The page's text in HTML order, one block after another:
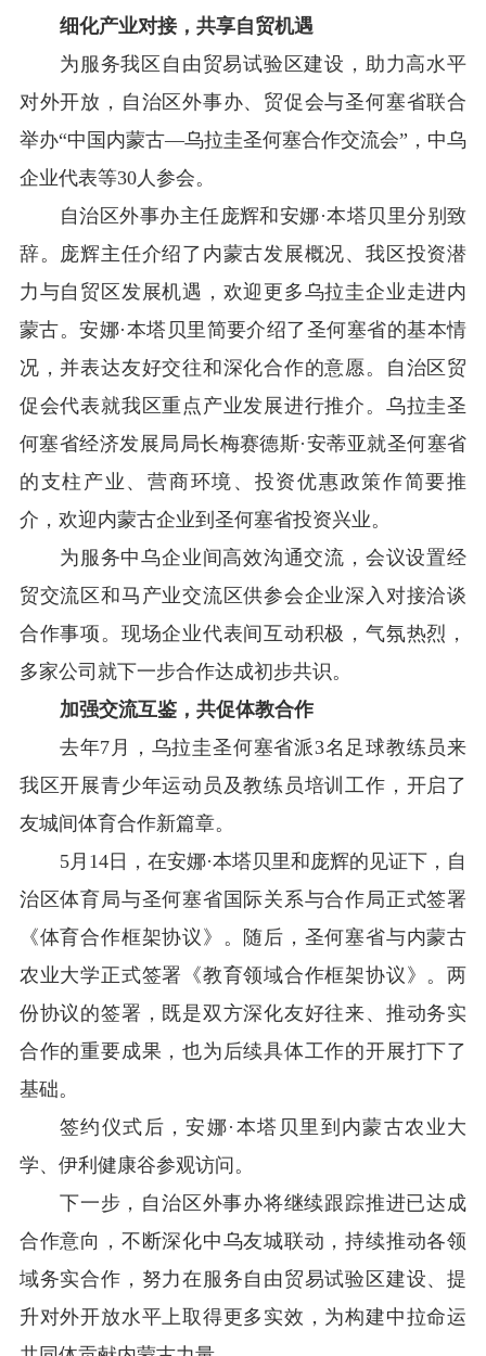
细化产业对接，共享自贸机遇
为服务我区自由贸易试验区建设，助力高水平
对外开放，自治区外事办、贸促会与圣何塞省联合
举办“中国内蒙古—乌拉圭圣何塞合作交流会” ，中乌
企业代表等30人参会。
自治区外事办主任庞辉和安娜·本塔贝里分别致
辞。庞辉主任介绍了内蒙古发展概况、我区投资潜
力与自贸区发展机遇，欢迎更多乌拉圭企业走进内
蒙古。安娜·本塔贝里简要介绍了圣何塞省的基本情
况，并表达友好交往和深化合作的意愿。自治区贸
促会代表就我区重点产业发展进行推介。乌拉圭圣
何塞省经济发展局局长梅赛德斯·安蒂亚就圣何塞省
的支柱产业、营商环境、投资优惠政策作简要推
介，欢迎内蒙古企业到圣何塞省投资兴业。
为服务中乌企业间高效沟通交流，会议设置经
贸交流区和马产业交流区供参会企业深入对接洽谈
合作事项。现场企业代表间互动积极，气氛热烈，
多家公司就下一步合作达成初步共识。
加强交流互鉴，共促体教合作
去年7 月 ，乌拉圭圣何塞省派3名足球教练员来
我区开展青少年运动员及教练员培训工作，开启了
友城间体育合作新篇章。
5月 14日，在安娜·本塔贝里和庞辉的见证下，自
治区体育局与圣何塞省国际关系与合作局正式签署
《体育合作框架协议》。随后，圣何塞省与内蒙古
农业大学正式签署《教育领域合作框架协议》。两
份协议的签署，既是双方深化友好往来、推动务实
合作的重要成果，也为后续具体工作的开展打下了
基础。
签约仪式后，安娜· 本塔贝里到内蒙古农业大
学、伊利健康谷参观访问。
下一步，自治区外事办将继续跟踪推进已达成
合作意向，不断深化中乌友城联动，持续推动各领
域务实合作，努力在服务自由贸易试验区建设、提
升对外开放水平上取得更多实效，为构建中拉命运